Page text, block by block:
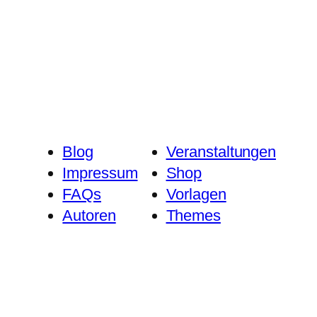
Blog
Impressum
FAQs
Autoren
Veranstaltungen
Shop
Vorlagen
Themes